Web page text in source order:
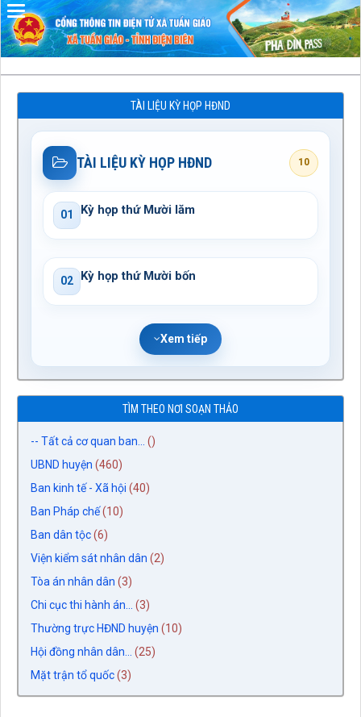
TÀI LIỆU KỲ HỌP HĐND
TÀI LIỆU KỲ HỌP HĐND 10
01 Kỳ họp thứ Mười lăm
02 Kỳ họp thứ Mười bốn
Xem tiếp
TÌM THEO NƠI SOẠN THẢO
-- Tất cả cơ quan ban...
()
UBND huyện (460)
Ban kinh tế - Xã hội (40)
Ban Pháp chế(10)
Ban dân tộc(6)
Viện kiểm sát nhân dân (2)
Tòa án nhân dân (3)
Chi cục thi hành án...
(3)
Thường trực HĐND huyện (10)
Hội đồng nhân dân...
(25)
Mặt trận tổ quốc(3)
Đã kết nối EMC